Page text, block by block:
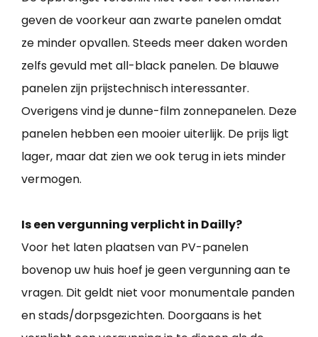
geven de voorkeur aan zwarte panelen omdat
ze minder opvallen. Steeds meer daken worden
zelfs gevuld met all-black panelen. De blauwe
panelen zijn prijstechnisch interessanter.
Overigens vind je dunne-film zonnepanelen. Deze
panelen hebben een mooier uiterlijk. De prijs ligt
lager, maar dat zien we ook terug in iets minder
vermogen.
Is een vergunning verplicht in Dailly?
Voor het laten plaatsen van PV-panelen
bovenop uw huis hoef je geen vergunning aan te
vragen. Dit geldt niet voor monumentale panden
en stads/dorpsgezichten. Doorgaans is het